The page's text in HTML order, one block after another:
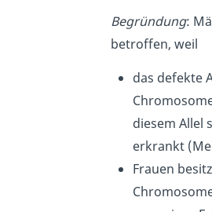
Begründung:
betroffen, weil
das defekte
diesem Allel
erkrankt
Frauen